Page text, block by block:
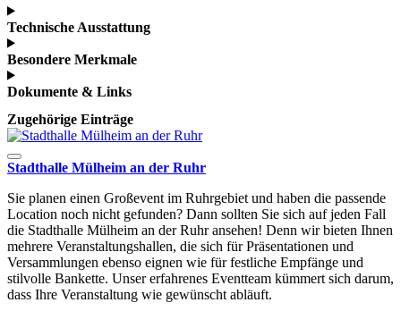
Technische Ausstattung
Besondere Merkmale
Dokumente & Links
Zugehörige Einträge
Stadthalle Mülheim an der Ruhr
Sie planen einen Großevent im Ruhrgebiet und haben die passende
Location noch nicht gefunden? Dann sollten Sie sich auf jeden Fall
die Stadthalle Mülheim an der Ruhr ansehen! Denn wir bieten Ihnen
mehrere Veranstaltungshallen, die sich für Präsentationen und
Versammlungen ebenso eignen wie für festliche Empfänge und
stilvolle Bankette. Unser erfahrenes Eventteam kümmert sich darum,
dass Ihre Veranstaltung wie gewünscht abläuft.